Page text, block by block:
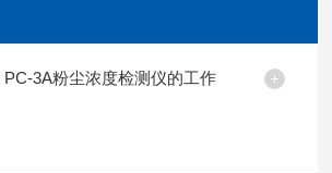
3A粉尘浓度检测仪的工作